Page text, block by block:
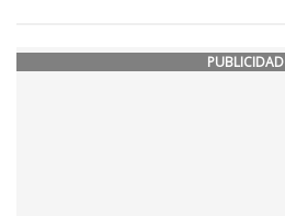
PUBLICIDAD